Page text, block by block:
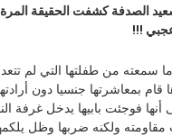
الصدفة كشفت الحقيقة المرة
!!!
سمعته من طفلتها التي لم
قام بمعاشرتها جنسيا دون
أنها فوجئت بابيها يدخل غرفة
مقاومته ولكنه ضربها وظل